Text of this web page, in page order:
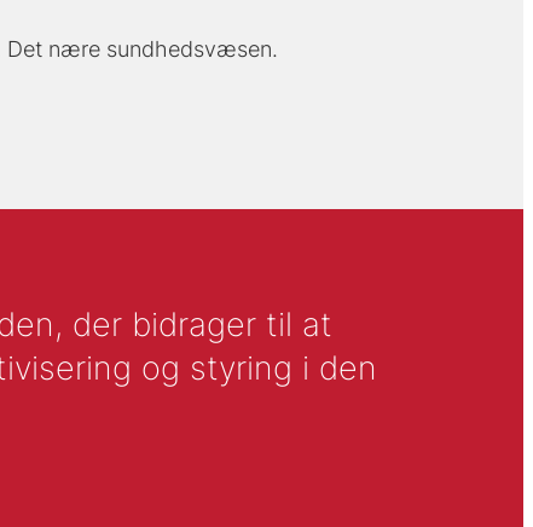
Det nære sundhedsvæsen.
der bidrager til at
og styring i den